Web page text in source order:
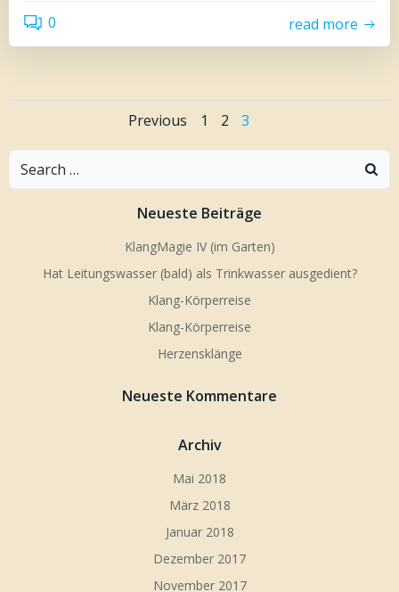
0 read more
Posts
Previous
Posts
navigation
Page
1 Page
2 Page
3
Search
for:
Neueste Beiträge
KlangMagie IV (im Garten)
Hat Leitungswasser (bald) als Trinkwasser ausgedient?
Klang-Körperreise
Klang-Körperreise
Herzensklänge
Neueste Kommentare
Archiv
Mai 2018
März 2018
Januar 2018
Dezember 2017
November 2017